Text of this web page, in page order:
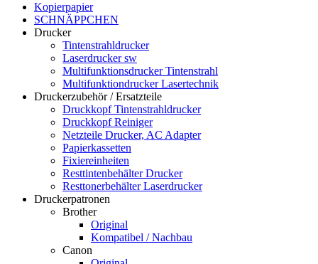
Kopierpapier
SCHNÄPPCHEN
Drucker
Tintenstrahldrucker
Laserdrucker sw
Multifunktionsdrucker Tintenstrahl
Multifunktiondrucker Lasertechnik
Druckerzubehör / Ersatzteile
Druckkopf Tintenstrahldrucker
Druckkopf Reiniger
Netzteile Drucker, AC Adapter
Papierkassetten
Fixiereinheiten
Resttintenbehälter Drucker
Resttonerbehälter Laserdrucker
Druckerpatronen
Brother
Original
Kompatibel / Nachbau
Canon